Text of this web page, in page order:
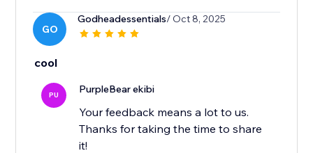
GO
Godheadessentials/ Oct 8, 2025
cool
PU PurpleBear ekibi
Your feedback means a lot to us.
Thanks for taking the time to share
it!